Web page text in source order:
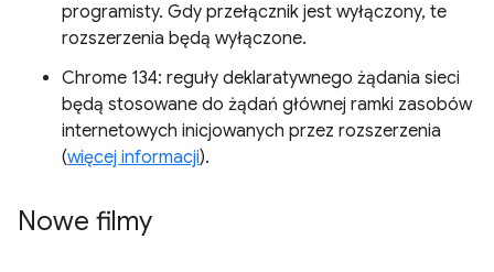
programisty. Gdy przełącznik jest wyłączony, te
rozszerzenia będą wyłączone.
Chrome 134: reguły deklaratywnego żądania sieci
będą stosowane do żądań głównej ramki zasobów
internetowych inicjowanych przez rozszerzenia
(więcej informacji).
Nowe filmy